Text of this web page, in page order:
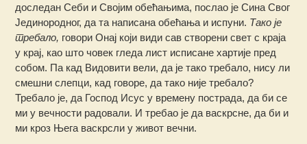
доследан Себи и Својим обећањима, послао је Сина Свог
Јединородног, да та написана обећања и испуни. Тако је
требало, говори Онај који види сав створени свет с краја
у крај, као што човек гледа лист исписане хартије пред
собом. Па кад Видовити вели, да је тако требало, нису ли
смешни слепци, кад говоре, да тако није требало?
Требало је, да Господ Исус у времену пострада, да би се
ми у вечности радовали. И требао је да васкрсне, да би и
ми кроз Њега васкрсли у живот вечни.